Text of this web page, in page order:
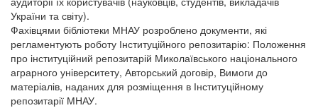
України та світу).
Фахівцями бібліотеки МНАУ розроблено документи, які
регламентують роботу Інституційного репозитарію: Положення
про інституційний репозитарій Миколаївського національного
аграрного університету, Авторський договір, Вимоги до
матеріалів, наданих для розміщення в Інституційному
репозитарії МНАУ.